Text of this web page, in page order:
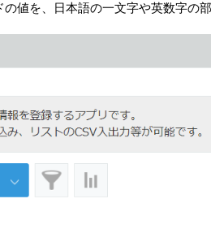
値を、日本語の一文字や英数字の